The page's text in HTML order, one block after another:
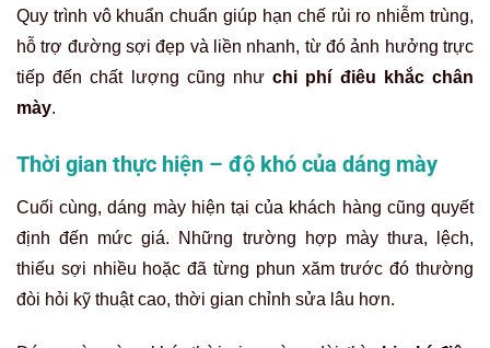
Quy trình vô khuẩn chuẩn giúp hạn chế rủi ro nhiễm trùng,
hỗ trợ đường sợi đẹp và liền nhanh, từ đó ảnh hưởng trực
tiếp đến chất lượng cũng nhưchi phí điêu khắc chân
mày.
Thời gian thực hiện – độ khó của dáng mày
Cuối cùng, dáng mày hiện tại của khách hàng cũng quyết
định đến mức giá. Những trường hợp mày thưa, lệch,
thiếu sợi nhiều hoặc đã từng phun xăm trước đó thường
đòi hỏi kỹ thuật cao, thời gian chỉnh sửa lâu hơn.